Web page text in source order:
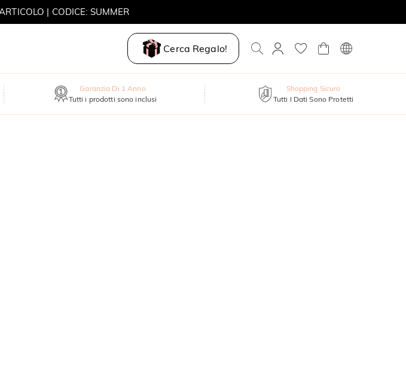
| CODICE: SUMMER
Cerca Regalo!
Garanzia Di 1 Anno
Tutti i prodotti sono inclusi
Shopping Sicuro
Tutti I Dati Sono Protetti